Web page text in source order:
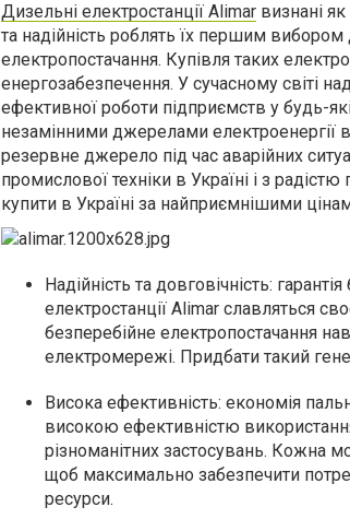
Дизельні електростанції Alimar визнані
та надійність роблять їх першим вибором
електропостачання. Купівля таких
енергозабезпечення. У сучасному світі
ефективної роботи підприємств у будь-
незамінними джерелами електроенергії
резервне джерело під час аварійних
промислової техніки в Україні і з
купити в Україні за найприємнішими
Надійність та довговічність:
електростанції Alimar славляться
безперебійне електропостачання
електромережі. Придбати такий
Висока ефективність: економія
високою ефективністю
різноманітних застосувань. Кожна
щоб максимально забезпечити
ресурси.